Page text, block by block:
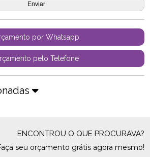
por Whatsapp
pelo Telefone
ENCONTROU O QUE PROCURAVA?
seu orçamento grátis agora mesmo!